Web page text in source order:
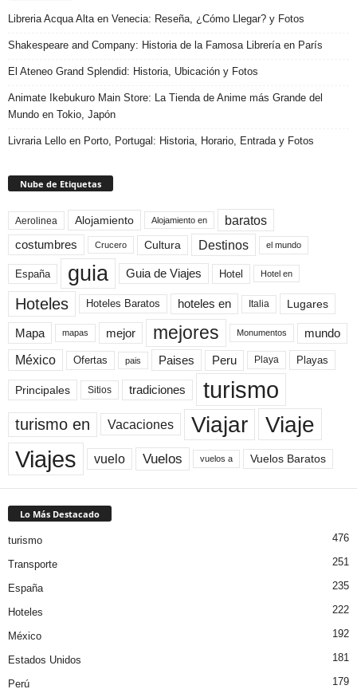
Libreria Acqua Alta en Venecia: Reseña, ¿Cómo Llegar? y Fotos
Shakespeare and Company: Historia de la Famosa Librería en París
El Ateneo Grand Splendid: Historia, Ubicación y Fotos
Animate Ikebukuro Main Store: La Tienda de Anime más Grande del
Mundo en Tokio, Japón
Livraria Lello en Porto, Portugal: Historia, Horario, Entrada y Fotos
Nube de Etiquetas
Aerolinea Alojamiento Alojamiento en baratos
costumbres Crucero Cultura Destinos el mundo
España guia Guia de Viajes Hotel Hotel en
Hoteles Hoteles Baratos hoteles en Italia Lugares
Mapa mapas mejor mejores Monumentos mundo
México Ofertas pais Paises Peru Playa Playas
Principales Sitios tradiciones turismo
turismo en Vacaciones Viajar Viaje
Viajes vuelo Vuelos vuelos a Vuelos Baratos
Lo Más Destacado
turismo 476
Transporte 251
España 235
Hoteles 222
México 192
Estados Unidos 181
Perú 179